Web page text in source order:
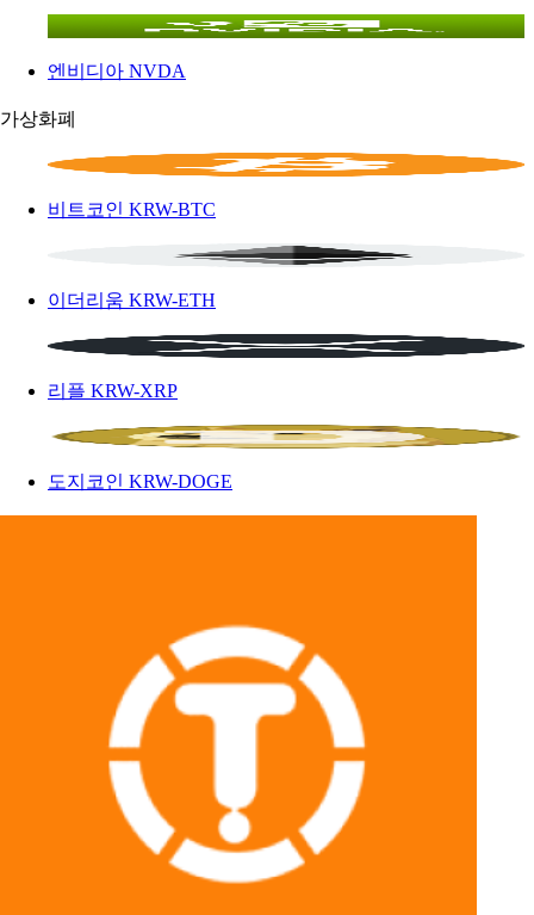
엔비디아 NVDA
가상화폐
비트코인 KRW-BTC
이더리움 KRW-ETH
리플 KRW-XRP
도지코인 KRW-DOGE